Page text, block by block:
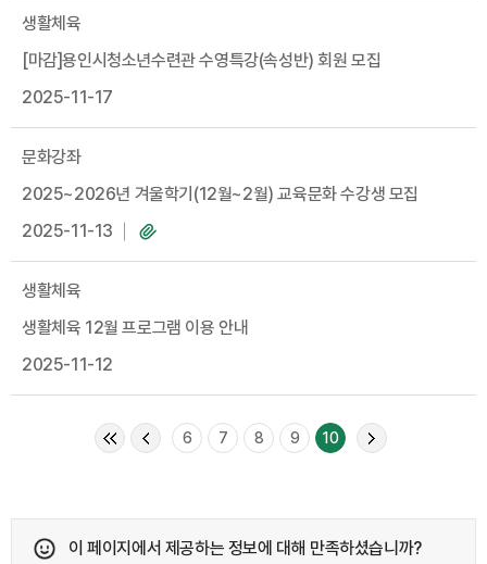
생활체육
[마감]용인시청소년수련관 수영특강(속성반) 회원 모집
2025-11-17
문화강좌
2025~2026년 겨울학기(12월~2월) 교육문화 수강생 모집
2025-11-13
생활체육
생활체육 12월 프로그램 이용 안내
2025-11-12
6 7 8 9 10
이 페이지에서 제공하는 정보에 대해 만족하셨습니까?